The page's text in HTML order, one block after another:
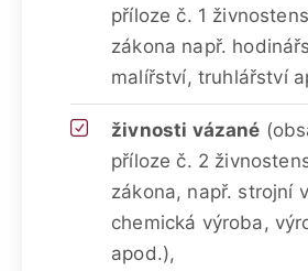
příloze č. 1
zákona např.
malířství, truhlářství
živnosti vázané
příloze č. 2
zákona, např. strojní
chemická výroba,
apod.),